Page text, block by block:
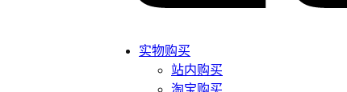
实物购买
站内购买
淘宝购买